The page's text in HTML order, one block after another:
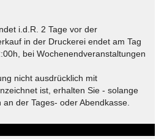
i.d.R. 2 Tage vor der
in der Druckerei endet am Tag
bei Wochenendveranstaltungen
nicht ausdrücklich mit
ist, erhalten Sie - solange
der Tages- oder Abendkasse.